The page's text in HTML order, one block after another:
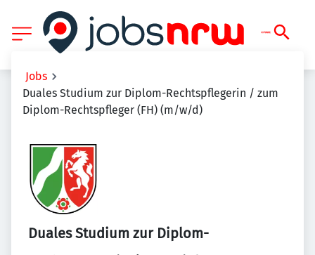
Jobs
Duales Studium zur Diplom-Rechtspflegerin / zum
Diplom-Rechtspfleger (FH) (m/w/d)
Duales Studium zur Diplom-